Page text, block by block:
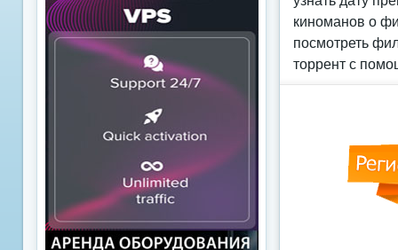
киноманов о
посмотреть
торрент с